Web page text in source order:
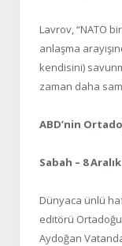
Lavrov, “NATO
anlaşma
kendisini)
zaman daha
ABD’nin
Sabah – 8
Dünyaca ünlü
editörü
Aydoğan